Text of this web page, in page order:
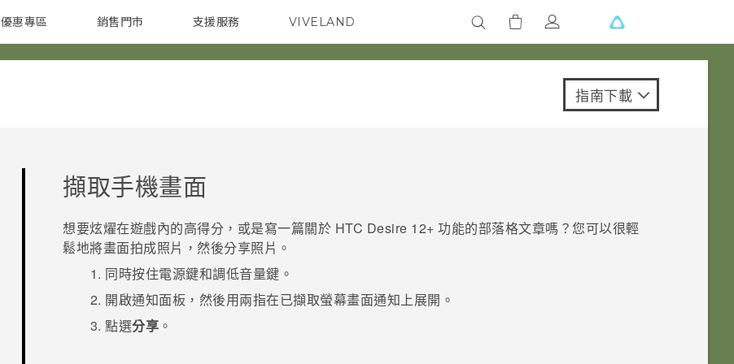
智慧型手機 配件
優惠專區
焦點訊息 校園專案 企業採購
銷售門市
銷售通路 支援服務 VIVELAND
指南下載
擷取手機畫面
想要炫燿在遊戲內的高得分，或是寫一篇關於 HTC Desire 12+ 功能的部落格文章嗎？您可以很輕
鬆地將畫面拍成照片，然後分享照片。
同時按住電源鍵和調低音量鍵。
開啟通知面板，然後用兩指在已擷取螢幕畫面通知上展開。
點選分享 。